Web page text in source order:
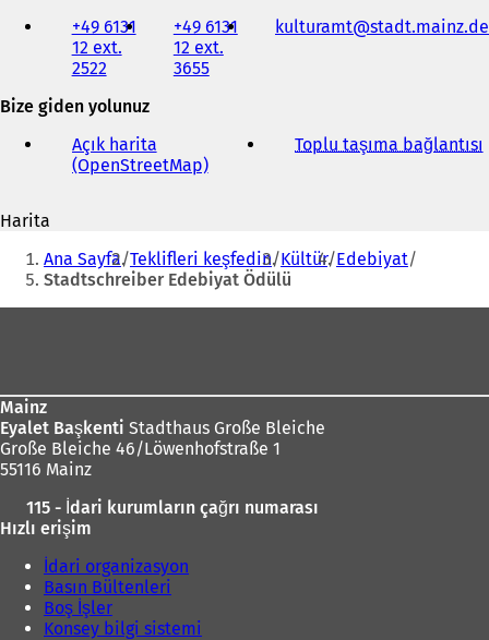
faks
posta
adresi
+49 6131
12 ext.
2522
+49 6131
12 ext.
3655
kulturamt stadt.mainz de
Bize giden yolunuz
Açık harita
(OpenStreetMap)(
b
i
r
m
d
e
ı
Toplu taşıma bağlantısı
Harita
Buradasınız:
Ana Sayfa Teklifleri keşfedin Kültür Edebiyat
Stadtschreiber Edebiyat Ödülü
Mainz
Eyalet Başkenti Stadthaus Große Bleiche
Große Bleiche 46/Löwenhofstraße 1
55116 Mainz
115 - İdari kurumların çağrı numarası
Hızlı erişim
İdari organizasyon
Basın Bültenleri
Boş İşler
Konsey bilgi sistemi